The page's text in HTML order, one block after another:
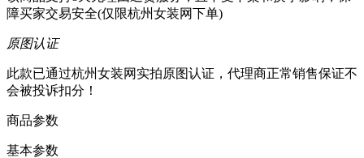
障买家交易安全(仅限杭州女装网下单)
原图认证
此款已通过杭州女装网实拍原图认证，代理商正常销售保证不
会被投诉扣分！
商品参数
基本参数